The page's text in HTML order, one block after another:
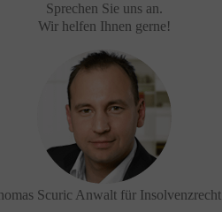
Sprechen Sie uns an.
Wir helfen Ihnen gerne!
Scuric Anwalt für Insolvenzrecht